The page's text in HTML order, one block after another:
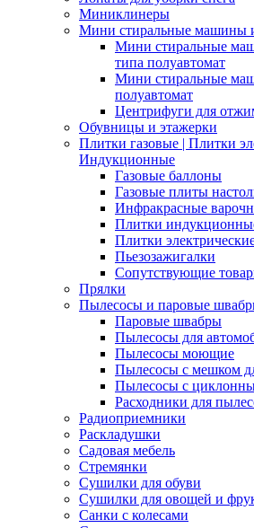
Миниклинеры
Мини стиральные машины
Мини стиральные
типа полуавтомат
Мини стиральные
полуавтомат
Центрифуги для
Обувницы и этажерки
Плитки газовые | Плитки
Индукционные
Газовые баллоны
Газовые плиты
Инфракрасные
Плитки
Плитки
Пьезозажигалки
Сопутствующие
Прялки
Пылесосы и паровые
Паровые швабры
Пылесосы для
Пылесосы моющие
Пылесосы с мешком
Пылесосы с
Расходники для
Радиоприемники
Раскладушки
Садовая мебель
Стремянки
Сушилки для обуви
Сушилки для овощей и
Санки с колесами